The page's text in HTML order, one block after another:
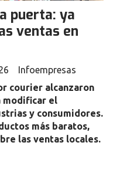
puerta: ya
ventas en
Infoempresas
courier alcanzaron
modificar el
y consumidores.
más baratos,
las ventas locales.